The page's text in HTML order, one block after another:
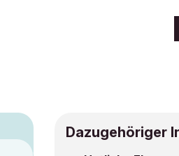
Dazugehöriger